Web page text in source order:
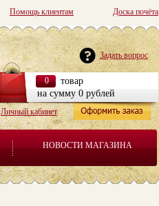
Доска почёта
Помощь клиентам
НОВОСТИ МАГАЗИНА
Личный кабинет
Задать вопрос
0
товар
на сумму 0 рублей